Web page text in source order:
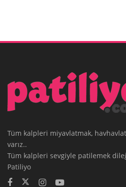
Tüm kalpleri miyavlatmak,
varız..
Tüm kalpleri sevgiyle patilemek
Patiliyo